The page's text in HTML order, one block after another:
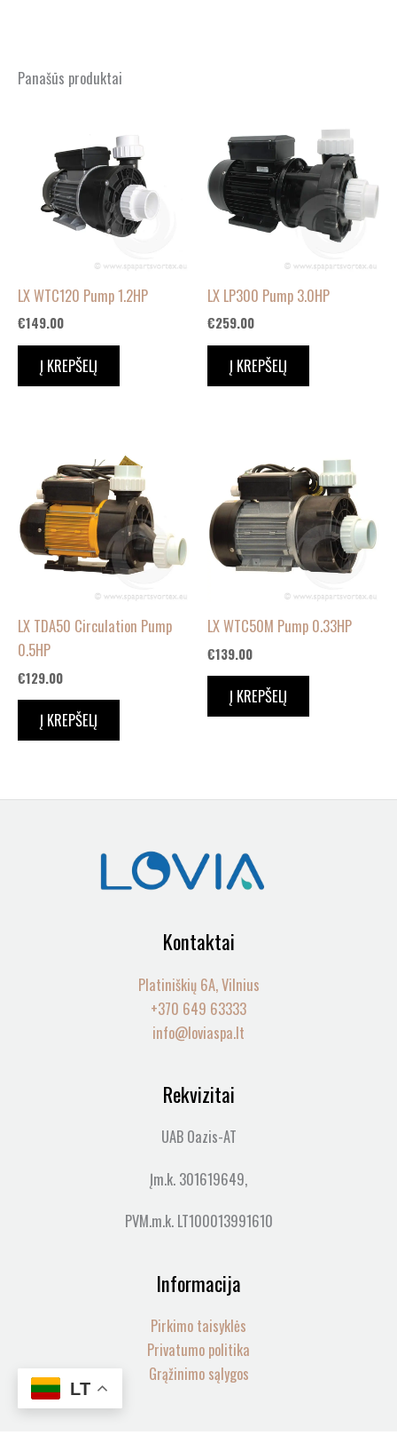
Panašūs produktai
LX WTC120 Pump 1.2HP
€149.00
Į KREPŠELĮ
LX LP300 Pump 3.0HP
€259.00
Į KREPŠELĮ
LX TDA50 Circulation Pump
0.5HP
€129.00
Į KREPŠELĮ
LX WTC50M Pump 0.33HP
€139.00
Į KREPŠELĮ
Kontaktai
Platiniškių 6A, Vilnius
+370 649 63333
info@loviaspa.lt
Rekvizitai
UAB Oazis-AT
Įm.k. 301619649,
PVM.m.k. LT100013991610
Informacija
Pirkimo taisyklės
Privatumo politika
Grąžinimo sąlygos
LT